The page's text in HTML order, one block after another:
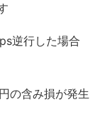
逆行した場合
の含み損が発生